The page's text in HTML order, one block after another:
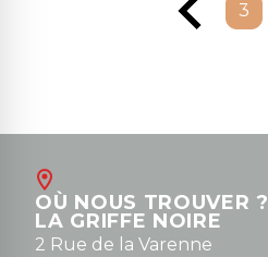
3
OÙ NOUS TROUVER ?
LA GRIFFE NOIRE
2 Rue de la Varenne